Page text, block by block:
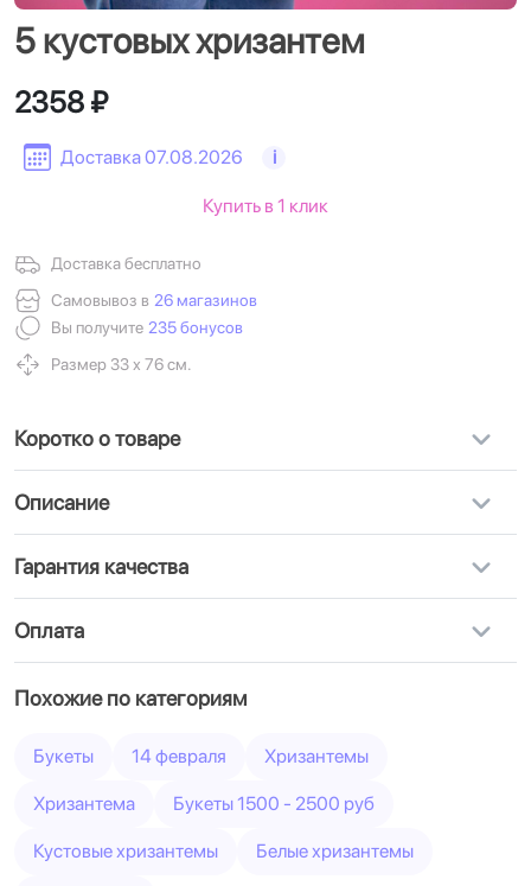
5 кустовых хризантем
Доставка 07.08.2026 i
2358 ₽
Доставка бесплатно
Самовывоз в 26 магазинов
Вы получите 235 бонусов
Размер 33 х 76 см.
Купить в 1 клик
Коротко о товаре
Описание
Гарантия качества
Оплата
Похожие по категориям
Букеты 14 февраля Хризантемы
Хризантема Букеты 1500 - 2500 руб
Кустовые хризантемы Белые хризантемы